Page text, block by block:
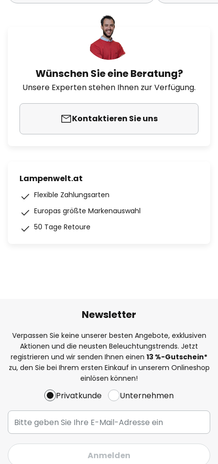
Wünschen Sie eine Beratung?
Unsere Experten stehen Ihnen zur Verfügung.
Kontaktieren Sie uns
Lampenwelt.at
Flexible Zahlungsarten
Europas größte Markenauswahl
50 Tage Retoure
Newsletter
Verpassen Sie keine unserer besten Angebote, exklusiven
Aktionen und die neusten Beleuchtungstrends. Jetzt
registrieren und wir senden Ihnen einen 13 %-Gutschein*
zu, den Sie bei Ihrem ersten Einkauf in unserem Onlineshop
einlösen können!
Privatkunde Unternehmen
Anmelden